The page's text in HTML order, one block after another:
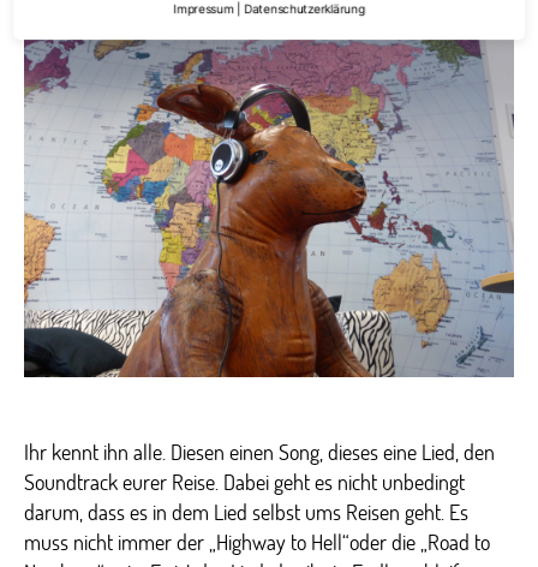
Reise-
Songs
Ihr kennt ihn alle. Diesen einen Song, dieses eine Lied, den
Soundtrack eurer Reise. Dabei geht es nicht unbedingt
darum, dass es in dem Lied selbst ums Reisen geht. Es
muss nicht immer der „Highway to Hell“oder die „Road to
Impressum Datenschutzerklärung